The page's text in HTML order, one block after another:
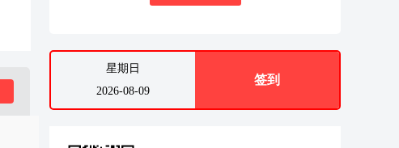
星期日
2026-08-09
签到